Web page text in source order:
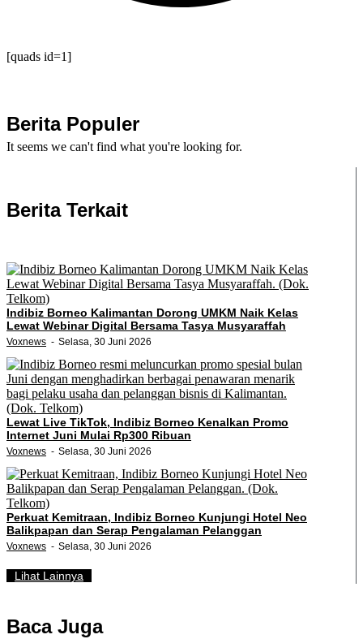
[quads id=1]
Berita Populer
It seems we can't find what you're looking for.
Berita Terkait
Indibiz Borneo Kalimantan Dorong UMKM Naik Kelas
Lewat Webinar Digital Bersama Tasya Musyaraffah
Voxnews Selasa, 30 Juni 2026
Lewat Live TikTok, Indibiz Borneo Kenalkan Promo
Internet Juni Mulai Rp300 Ribuan
Voxnews Selasa, 30 Juni 2026
Perkuat Kemitraan, Indibiz Borneo Kunjungi Hotel Neo
Balikpapan dan Serap Pengalaman Pelanggan
Voxnews Selasa, 30 Juni 2026
Lihat Lainnya
Baca Juga